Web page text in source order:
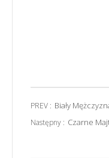
PREV : Biały
Następny : Czarne